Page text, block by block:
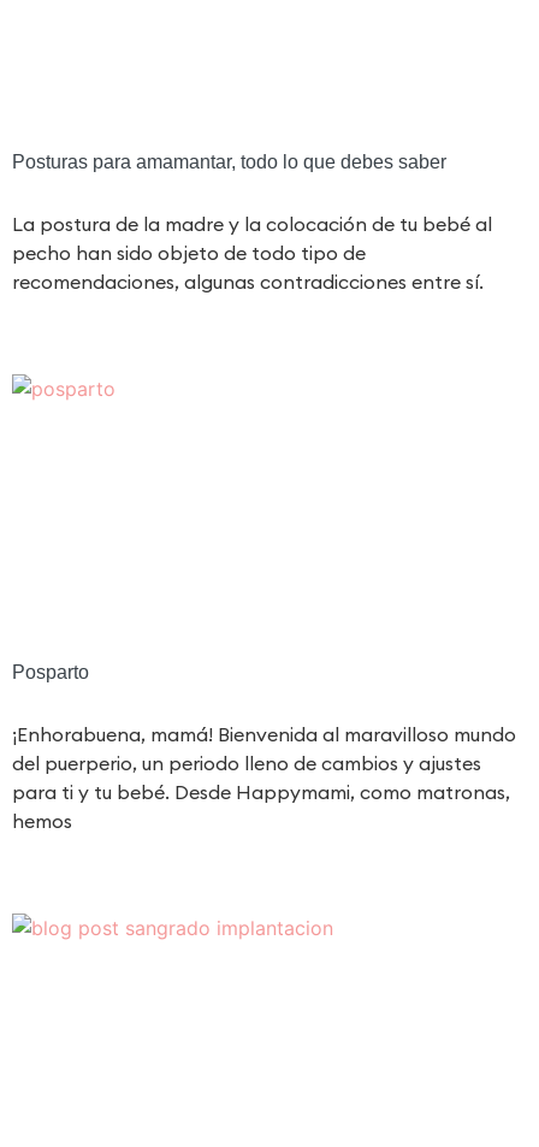
Posturas para amamantar, todo lo que debes saber
La postura de la madre y la colocación de tu bebé al
pecho han sido objeto de todo tipo de
recomendaciones, algunas contradicciones entre sí.
Posparto
¡Enhorabuena, mamá! Bienvenida al maravilloso mundo
del puerperio, un periodo lleno de cambios y ajustes
para ti y tu bebé. Desde Happymami, como matronas,
hemos